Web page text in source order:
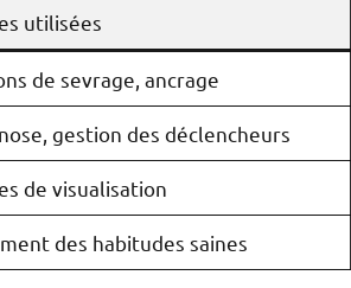
utilisées
de sevrage, ancrage
gestion des déclencheurs
de visualisation
des habitudes saines